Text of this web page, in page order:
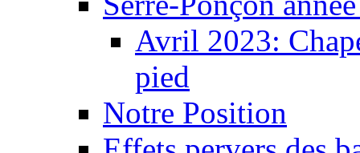
Avril 2023:
pied
Notre Position